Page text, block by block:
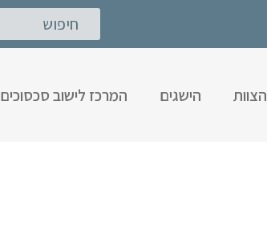
הצוות הישגים המרכז לישוב סכסוכים